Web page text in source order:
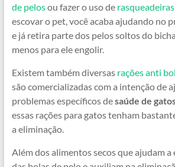
de pelosou fazer o uso de
escovar o pet, você acaba ajudando no
e já retira parte dos pelos soltos do
menos para ele engolir.
Existem também diversas rações anti
são comercializadas com a intenção de
problemas específicos desaúde de
essas rações para gatos tenham
a eliminação.
Além dos alimentos secos que ajudam